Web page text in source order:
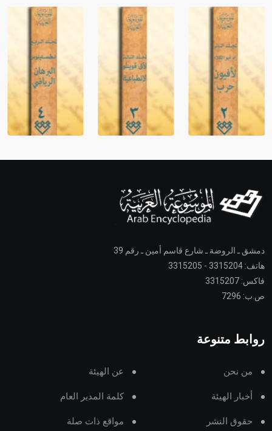
دمشق ـ الروضة ـ شارع قاسم أمين ـ رقم 39
هاتف: 3315204 - 3315205
فاكس: 3315207
ص.ب: 7296
روابط متنوعة
من نحن عن الهيئة
أخبار الهيئة كلمة المدير العام
حقوق النشر مواقع ذات صلة